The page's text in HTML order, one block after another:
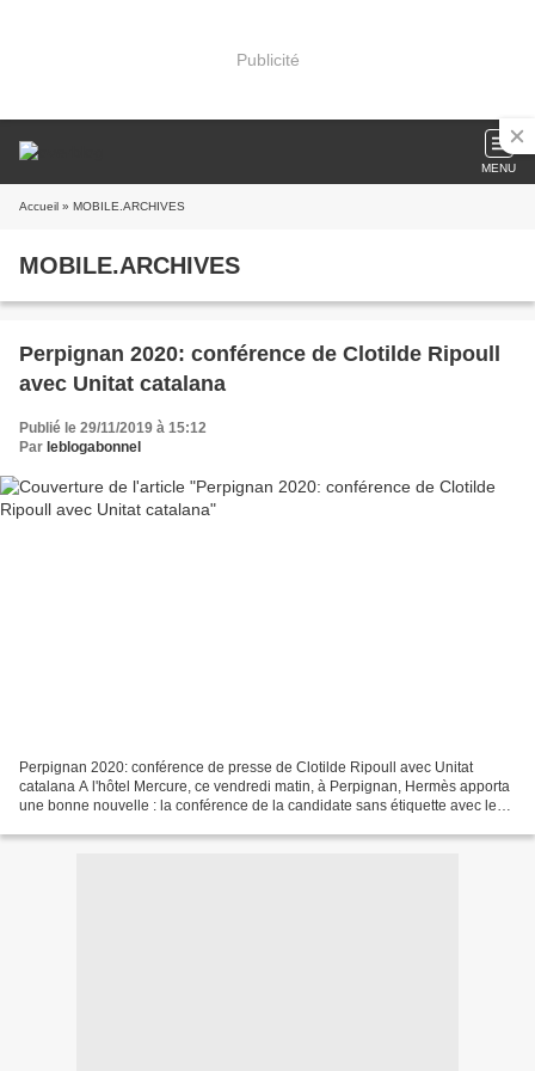
Publicité
MENU
Accueil » MOBILE.ARCHIVES
MOBILE.ARCHIVES
Perpignan 2020: conférence de Clotilde Ripoull
avec Unitat catalana
Publié le 29/11/2019 à 15:12
Par leblogabonnel
Perpignan 2020: conférence de presse de Clotilde Ripoull avec Unitat
catalana A l'hôtel Mercure, ce vendredi matin, à Perpignan, Hermès apporta
une bonne nouvelle : la conférence de la candidate sans étiquette avec le